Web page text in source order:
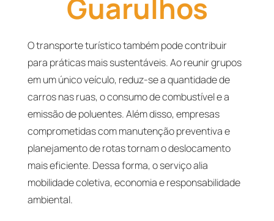
Guarulhos
O transporte turístico também pode contribuir
para práticas mais sustentáveis. Ao reunir grupos
em um único veículo, reduz-se a quantidade de
carros nas ruas, o consumo de combustível e a
emissão de poluentes. Além disso, empresas
comprometidas com manutenção preventiva e
planejamento de rotas tornam o deslocamento
mais eficiente. Dessa forma, o serviço alia
mobilidade coletiva, economia e responsabilidade
ambiental.